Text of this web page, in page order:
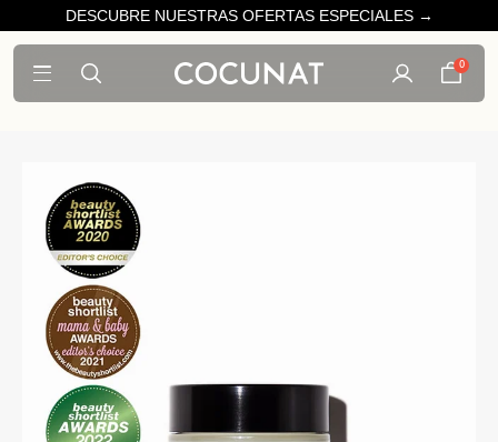
DESCUBRE NUESTRAS OFERTAS ESPECIALES →
0